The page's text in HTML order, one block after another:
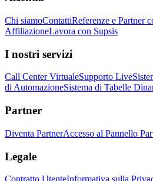
Chi siamoContattiReferenze e Partner
AffiliazioneLavora con Supsis
I nostri servizi
Call Center VirtualeSupporto Live
di AutomazioneSistema di Tabelle
Partner
Diventa PartnerAccesso al Pannello
Legale